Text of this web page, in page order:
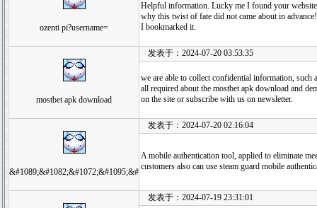
ozenti pi?username=
Helpful information. Lucky me I found your
why this twist of fate did not came about in advance!
I bookmarked it.
mostbet apk download
发表于：2024-07-20 03:53:35
we are able to collect confidential information, such
all required about the mostbet apk download and
on the site or subscribe with us on newsletter.
&#1089;&#1082;&#1072;&#1095;&#
发表于：2024-07-20 02:16:04
A mobile authentication tool, applied to eliminate
customers also can use steam guard mobile
发表于：2024-07-19 23:31:01